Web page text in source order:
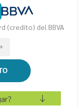
(credito) del BBVA
i